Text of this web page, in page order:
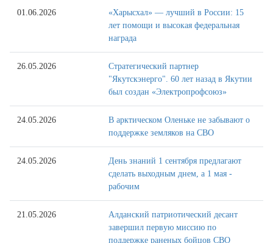
01.06.2026
«Харысхал» — лучший в России: 15
лет помощи и высокая федеральная
награда
26.05.2026
Стратегический партнер
"Якутскэнерго". 60 лет назад в Якутии
был создан «Электропрофсоюз»
24.05.2026
В арктическом Оленьке не забывают о
поддержке земляков на СВО
24.05.2026
День знаний 1 сентября предлагают
сделать выходным днем, а 1 мая -
рабочим
21.05.2026
Алданский патриотический десант
завершил первую миссию по
поддержке раненых бойцов СВО